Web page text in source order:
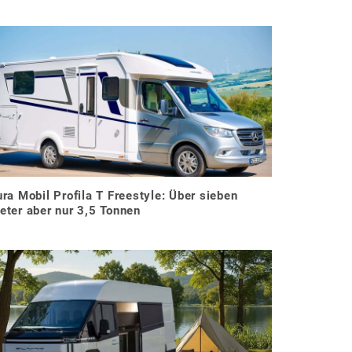
Mobil Profila T Freestyle: Über sieben
aber nur 3,5 Tonnen